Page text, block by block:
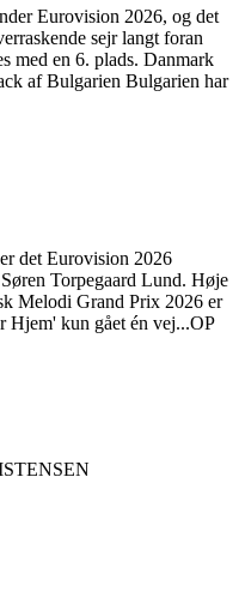
Eurovision 2026, og det
sejr langt foran
med en 6. plads. Danmark
af Bulgarien Bulgarien har
det Eurovision 2026
Torpegaard Lund. Høje
Melodi Grand Prix 2026 er
Hjem' kun gået én vej...OP